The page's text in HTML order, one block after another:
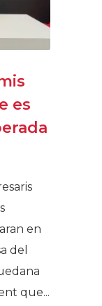
es
en
del
que...